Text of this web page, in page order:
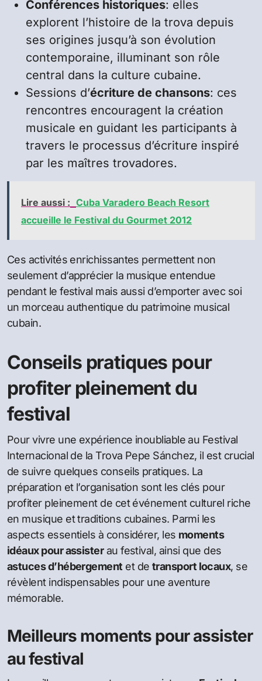
Conférences historiques: elles
explorent l’histoire de la trova depuis
ses origines jusqu’à son évolution
contemporaine, illuminant son rôle
central dans la culture cubaine.
Sessions d’écriture de chansons: ces
rencontres encouragent la création
musicale en guidant les participants à
travers le processus d’écriture inspiré
par les maîtres trovadores.
Lire aussi : Cuba Varadero Beach Resort
accueille le Festival du Gourmet 2012
Ces activités enrichissantes permettent non
seulement d’apprécier la musique entendue
pendant le festival mais aussi d’emporter avec soi
un morceau authentique du patrimoine musical
cubain.
Conseils pratiques pour
profiter pleinement du
festival
Pour vivre une expérience inoubliable au Festival
Internacional de la Trova Pepe Sánchez, il est crucial
de suivre quelques conseils pratiques. La
préparation et l’organisation sont les clés pour
profiter pleinement de cet événement culturel riche
en musique et traditions cubaines. Parmi les
aspects essentiels à considérer, les moments
idéaux pour assisterau festival, ainsi que des
astuces d’hébergement et de transport locaux, se
révèlent indispensables pour une aventure
mémorable.
Meilleurs moments pour assister
au festival